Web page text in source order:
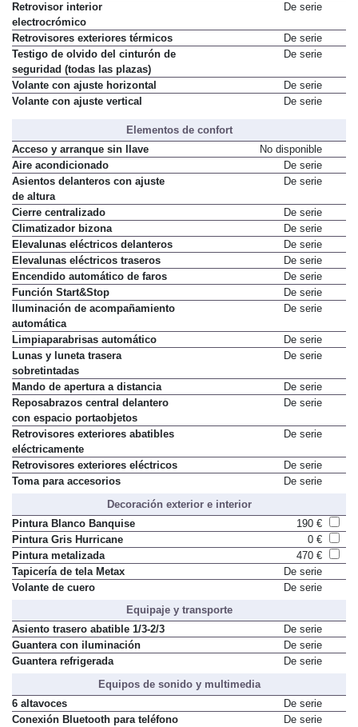
Retrovisor interior
electrocrómico
De serie
Retrovisores exteriores térmicos
De serie
Testigo de olvido del cinturón de
seguridad (todas las plazas)
De serie
Volante con ajuste horizontal
De serie
Volante con ajuste vertical
De serie
Elementos de confort
Acceso y arranque sin llave
No disponible
Aire acondicionado
De serie
Asientos delanteros con ajuste
de altura
De serie
Cierre centralizado
De serie
Climatizador bizona
De serie
Elevalunas eléctricos delanteros
De serie
Elevalunas eléctricos traseros
De serie
Encendido automático de faros
De serie
Función Start&Stop
De serie
Iluminación de acompañamiento
automática
De serie
Limpiaparabrisas automático
De serie
Lunas y luneta trasera
sobretintadas
De serie
Mando de apertura a distancia
De serie
Reposabrazos central delantero
con espacio portaobjetos
De serie
Retrovisores exteriores abatibles
eléctricamente
De serie
Retrovisores exteriores eléctricos
De serie
Toma para accesorios
De serie
Decoración exterior e interior
Pintura Blanco Banquise
190 €
Pintura Gris Hurricane
0 €
Pintura metalizada
470 €
Tapicería de tela Metax
De serie
Volante de cuero
De serie
Equipaje y transporte
Asiento trasero abatible 1/3-2/3
De serie
Guantera con iluminación
De serie
Guantera refrigerada
De serie
Equipos de sonido y multimedia
6 altavoces
De serie
Conexión Bluetooth para teléfono
De serie